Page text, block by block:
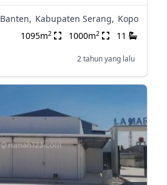
Banten, Kabupaten Serang, Kopo
1095m2 1000m2 11
2 tahun yang lalu